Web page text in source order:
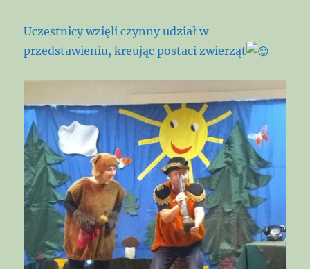
Uczestnicy wzięli czynny udział w
przedstawieniu, kreując postaci zwierząt